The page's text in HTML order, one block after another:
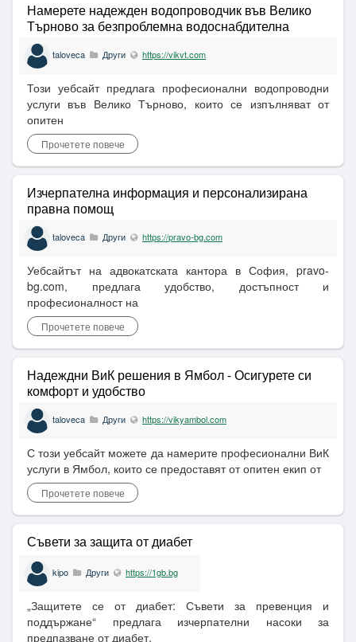
Намерете надежден водопроводчик във Велико
Търново за безпроблемна водоснабдителна
система
taloveca Други https://vikvt.com
Този уебсайт предлага професионални водопроводни
услуги във Велико Търново, които се изпълняват от
опитен
Прочетете повече
Изчерпателна информация и персонализирана
правна помощ
taloveca Други https://pravo-bg.com
Уебсайтът на адвокатската кантора в София, pravo-
bg.com, предлага удобство, достъпност и
професионалност на
Прочетете повече
Надеждни ВиК решения в Ямбол - Осигурете си
комфорт и удобство
taloveca Други https://vikyambol.com
С този уебсайт можете да намерите професионални ВиК
услуги в Ямбол, които се предоставят от опитен екип от
Прочетете повече
Съвети за защита от диабет
kipo Други https://1gb.bg
„Защитете се от диабет: Съвети за превенция и
поддържане“ предлага изчерпателни насоки за
предпазване от диабет.